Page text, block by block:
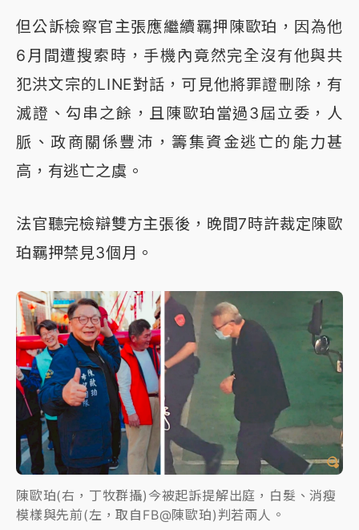
但公訴檢察官主張應繼續羈押陳歐珀，因為他
6月間遭搜索時，手機內竟然完全沒有他與共
犯洪文宗的LINE對話，可見他將罪證刪除，有
滅證、勾串之餘，且陳歐珀當過3屆立委，人
脈、政商關係豐沛，籌集資金逃亡的能力甚
高，有逃亡之虞。
法官聽完檢辯雙方主張後，晚間7時許裁定陳歐
珀羈押禁見3個月。
陳歐珀(右，丁牧群攝)今被起訴提解出庭，白髮、消瘦
模樣與先前(左，取自FB@陳歐珀)判若兩人。